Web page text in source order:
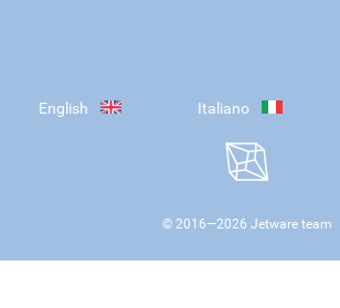
English Italiano
© 2016—2026 Jetware team